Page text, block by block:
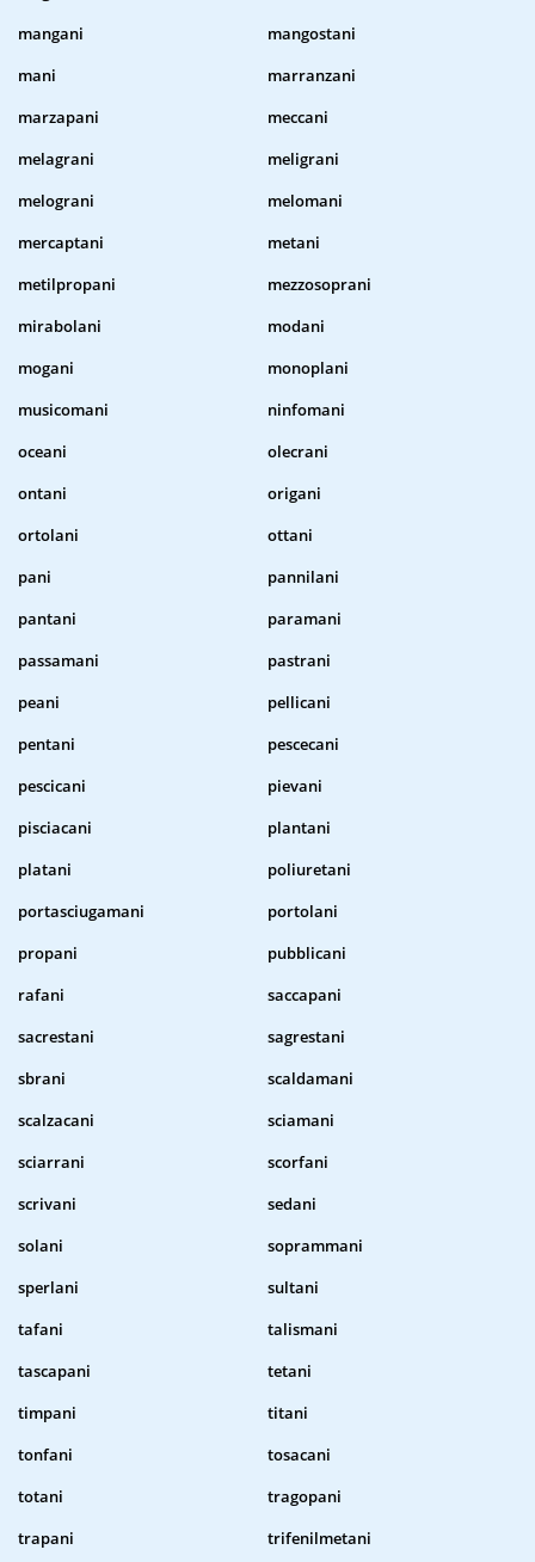
mangani
mangostani
mani
marranzani
marzapani
meccani
melagrani
meligrani
melograni
melomani
mercaptani
metani
metilpropani
mezzosoprani
mirabolani
modani
mogani
monoplani
musicomani
ninfomani
oceani
olecrani
ontani
origani
ortolani
ottani
pani
pannilani
pantani
paramani
passamani
pastrani
peani
pellicani
pentani
pescecani
pescicani
pievani
pisciacani
plantani
platani
poliuretani
portasciugamani
portolani
propani
pubblicani
rafani
saccapani
sacrestani
sagrestani
sbrani
scaldamani
scalzacani
sciamani
sciarrani
scorfani
scrivani
sedani
solani
soprammani
sperlani
sultani
tafani
talismani
tascapani
tetani
timpani
titani
tonfani
tosacani
totani
tragopani
trapani
trifenilmetani